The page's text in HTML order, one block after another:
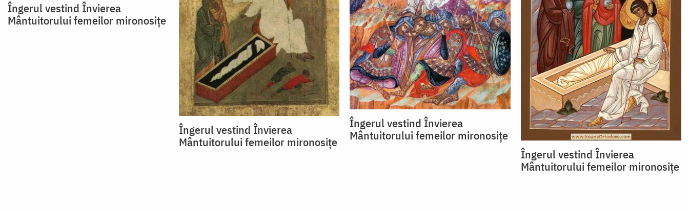
Îngerul vestind Învierea
Mântuitorului femeilor mironosițe
Îngerul vestind Învierea
Mântuitorului femeilor mironosițe
Îngerul vestind Învierea
Mântuitorului femeilor mironosițe
Îngerul vestind Învierea
Mântuitorului femeilor mironosițe